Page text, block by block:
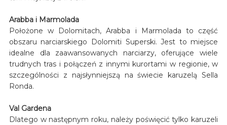
Arabba i Marmolada
Położone w Dolomitach, Arabba i Marmolada to część
obszaru narciarskiego Dolomiti Superski. Jest to miejsce
idealne dla zaawansowanych narciarzy, oferujące wiele
trudnych tras i połączeń z innymi kurortami w regionie, w
szczególności z najsłynniejszą na świecie karuzelą Sella
Ronda.
Val Gardena
Dlatego w następnym roku, należy poświęcić tylko karuzeli